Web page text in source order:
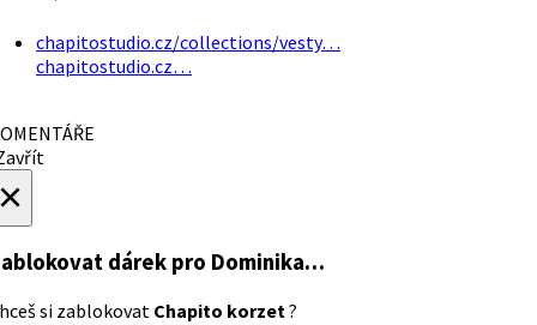
chapitostudio.cz/collections/vesty…
chapitostudio.cz…
dárek pro Dominika…
si zablokovat Chapito korzet?